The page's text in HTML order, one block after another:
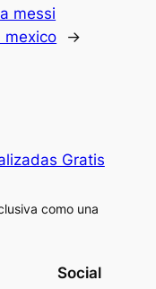
messi
mexico
→
Gratis
como una
Social